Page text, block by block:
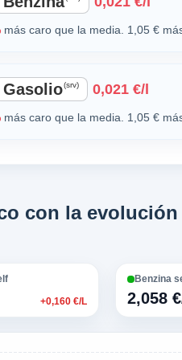
más caro que la media. 1,05 €
Gasolio(srv) 0,021 €/l
más caro que la media. 1,05 €
con la evolución
+0,160 €/L
Benzina
2,058